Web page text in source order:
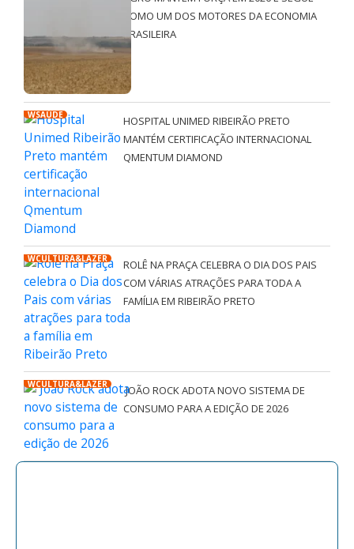
COMO UM DOS MOTORES DA ECONOMIA
BRASILEIRA
WSAÚDE
HOSPITAL UNIMED RIBEIRÃO PRETO
MANTÉM CERTIFICAÇÃO INTERNACIONAL
QMENTUM DIAMOND
WCULTURA&LAZER
ROLÊ NA PRAÇA CELEBRA O DIA DOS PAIS
COM VÁRIAS ATRAÇÕES PARA TODA A
FAMÍLIA EM RIBEIRÃO PRETO
WCULTURA&LAZER
JOÃO ROCK ADOTA NOVO SISTEMA DE
CONSUMO PARA A EDIÇÃO DE 2026